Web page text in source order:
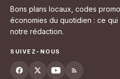
Bons plans locaux, codes
économies du quotidien : ce
notre rédaction.
SUIVEZ-NOUS